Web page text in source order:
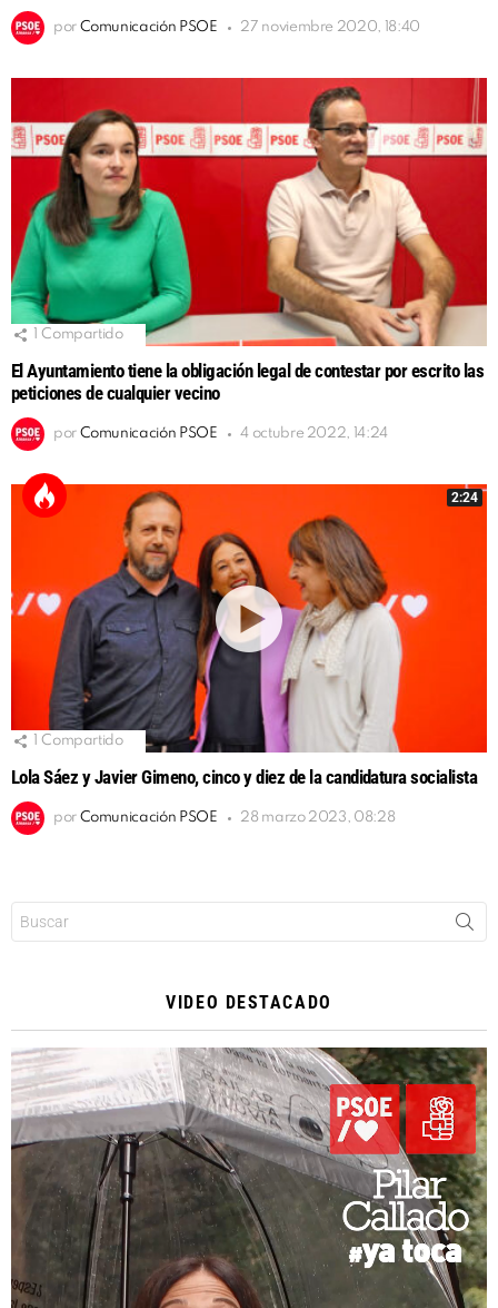
por Comunicación PSOE 27 noviembre 2020, 18:40
Compartido
El Ayuntamiento tiene la obligación legal de contestar por escrito las
peticiones de cualquier vecino
por Comunicación PSOE 4 octubre 2022, 14:24
2:24
Compartido
Lola Sáez y Javier Gimeno, cinco y diez de la candidatura socialista
por Comunicación PSOE 28 marzo 2023, 08:28
VIDEO DESTACADO
Reproductor
de
vídeo